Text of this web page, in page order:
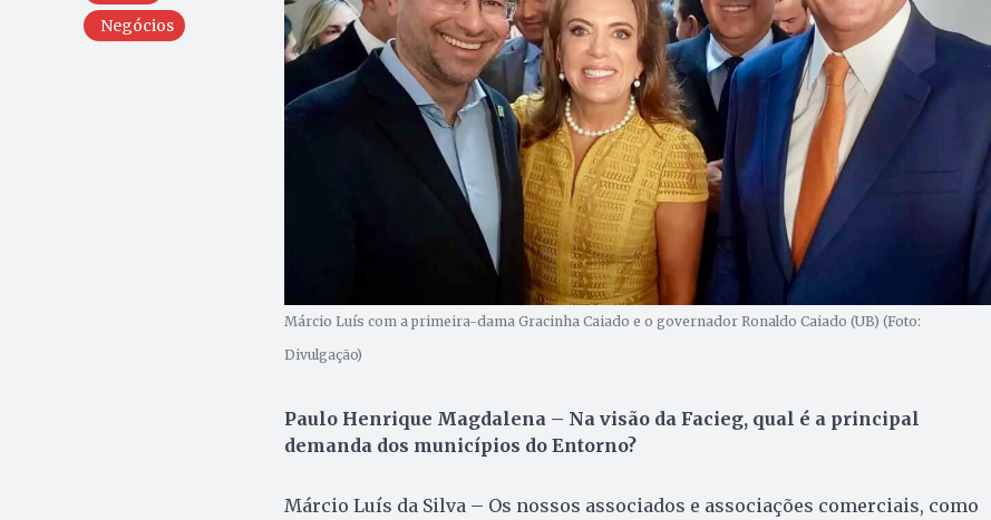
Negócios
Márcio Luís com a primeira-dama Gracinha Caiado e o governador Ronaldo Caiado (UB) (Foto:
Divulgação)
Paulo Henrique Magdalena – Na visão da Facieg, qual é a principal
demanda dos municípios do Entorno?
Márcio Luís da Silva – Os nossos associados e associações comerciais, como